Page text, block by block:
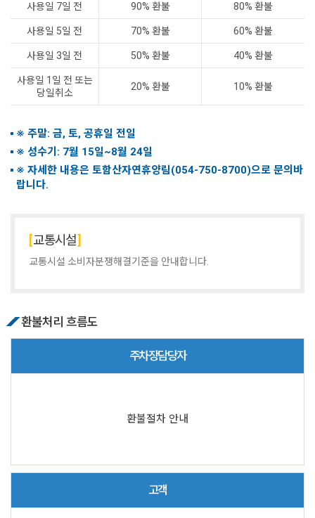
사용일 7일 전 90% 환불 80% 환불
사용일 5일 전 70% 환불 60% 환불
사용일 3일 전 50% 환불 40% 환불
사용일 1일 전 또는
당일취소
20% 환불 10% 환불
※ 주말: 금, 토, 공휴일 전일
※ 성수기: 7월 15일~8월 24일
※ 자세한 내용은 토함산자연휴양림(054-750-8700)으로 문의바
랍니다.
교통시설
교통시설 소비자분쟁해결기준을 안내합니다.
환불처리 흐름도
주차장담당자
환불절차 안내
고객